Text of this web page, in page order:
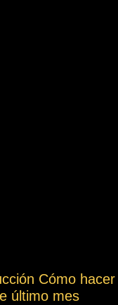
Cómo hacer
último mes